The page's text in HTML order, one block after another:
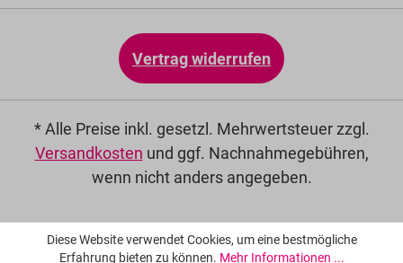
Vertrag widerrufen
* Alle Preise inkl. gesetzl. Mehrwertsteuer zzgl.
Versandkosten und ggf. Nachnahmegebühren,
wenn nicht anders angegeben.
Diese Website verwendet Cookies, um eine bestmögliche
Erfahrung bieten zu können. Mehr Informationen ...